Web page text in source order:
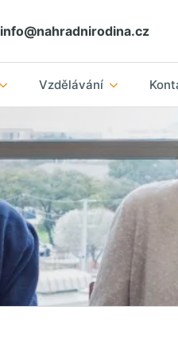
info@nahradnirodina.cz
Vzdělávání